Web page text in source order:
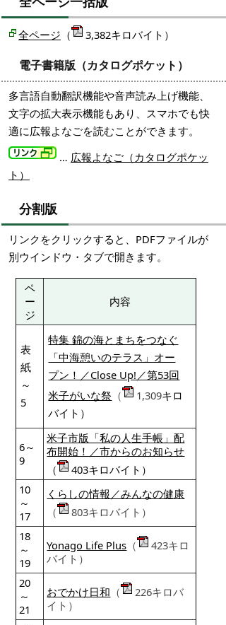
全ページ （ 3,382キロバイト）
電子書籍版（カタログポケット）
多言語自動翻訳機能や音声読み上げ機能、
文字の拡大表示機能もあり、スマホでも快
適に広報よなごを読むことができます。
… 広報よなご（カタログポケッ
ト）
分割版
リンクをクリックすると、PDFファイルが
別ウインドウ・タブで開きます。
ペ
ー
ジ
内容
表
紙
～
5
特集 錦の海とまちをつなぐ
「中海憩いのテラス」オー
プン！／Close Up!／第53回
米子がいな祭 （ 1,309キロ
バイト）
6～
9
米子市版「私の人生手帳」配
布開始！／市からのお知らせ
（
403キロバイト）
10
～
17
くらしの情報／みんなの健康
（
803キロバイト）
18
～
19
Yonago Life Plus （
423キロ
バイト）
20
～
21
おでかけ日和 （
226キロバ
イト）